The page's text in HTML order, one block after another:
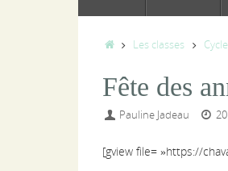
AccueilLes classes
Fête des
Pauline Jadeau
[gview file= »https://